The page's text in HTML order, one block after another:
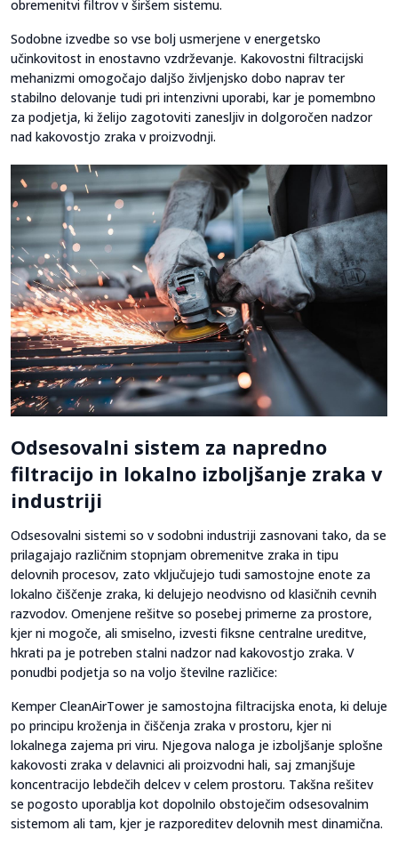
obremenitvi filtrov v širšem sistemu.
Sodobne izvedbe so vse bolj usmerjene v energetsko
učinkovitost in enostavno vzdrževanje. Kakovostni filtracijski
mehanizmi omogočajo daljšo življenjsko dobo naprav ter
stabilno delovanje tudi pri intenzivni uporabi, kar je pomembno
za podjetja, ki želijo zagotoviti zanesljiv in dolgoročen nadzor
nad kakovostjo zraka v proizvodnji.
Odsesovalni sistem za napredno
filtracijo in lokalno izboljšanje zraka v
industriji
Odsesovalni sistemi so v sodobni industriji zasnovani tako, da se
prilagajajo različnim stopnjam obremenitve zraka in tipu
delovnih procesov, zato vključujejo tudi samostojne enote za
lokalno čiščenje zraka, ki delujejo neodvisno od klasičnih cevnih
razvodov. Omenjene rešitve so posebej primerne za prostore,
kjer ni mogoče, ali smiselno, izvesti fiksne centralne ureditve,
hkrati pa je potreben stalni nadzor nad kakovostjo zraka. V
ponudbi podjetja so na voljo številne različice:
Kemper CleanAirTower je samostojna filtracijska enota, ki deluje
po principu kroženja in čiščenja zraka v prostoru, kjer ni
lokalnega zajema pri viru. Njegova naloga je izboljšanje splošne
kakovosti zraka v delavnici ali proizvodni hali, saj zmanjšuje
koncentracijo lebdečih delcev v celem prostoru. Takšna rešitev
se pogosto uporablja kot dopolnilo obstoječim odsesovalnim
sistemom ali tam, kjer je razporeditev delovnih mest dinamična.